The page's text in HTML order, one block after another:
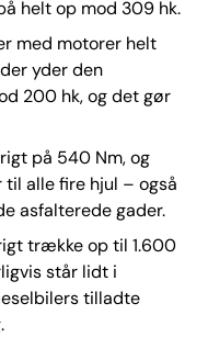
helt op mod 309 hk.
med motorer helt
yder den
200 hk, og det gør
på 540 Nm, og
alle fire hjul – også
asfalterede gader.
trække op til 1.600
står lidt i
tilladte